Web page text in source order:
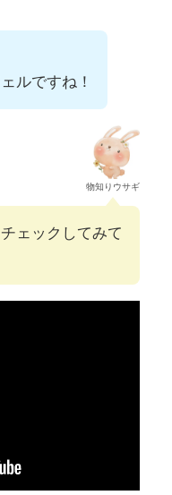
ルですね！
物知りウサギ
ェックしてみて